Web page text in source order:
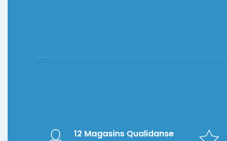
12 Magasins Qualidanse